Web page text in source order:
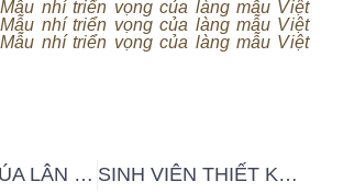
DỊCH VỤ MÚA LÂN SƯ RỒNG SINH VIÊN THIẾT KẾ THỜI TRANG TRƯỜNG ĐẠI HỌC CÔNG NGHIỆP TP HCM THỬ SỨC VỚI SỰ KIỆN LỚN